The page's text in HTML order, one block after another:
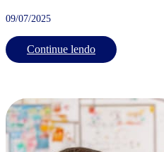
por isso que a imersão cultural no
[…]
09/07/2025
Continue lendo